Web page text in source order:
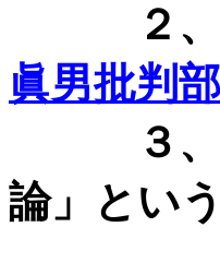
２、
眞男批判
３、
論」とい